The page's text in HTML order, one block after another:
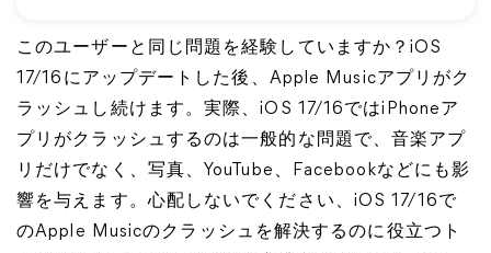
このユーザーと同じ問題を経験していますか？iOS
17/16にアップデートした後、Apple Musicアプリがク
ラッシュし続けます。実際、iOS 17/16ではiPhoneア
プリがクラッシュするのは一般的な問題で、音楽アプ
リだけでなく、写真、YouTube、Facebookなどにも影
響を与えます。心配しないでください、iOS 17/16で
のApple Musicのクラッシュを解決するのに役立つト